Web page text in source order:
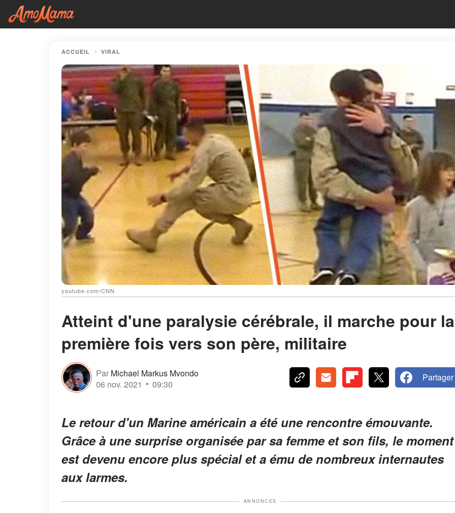
ACCUEIL VIRAL
youtube.com/CNN
Atteint d'une paralysie cérébrale, il marche pour la
première fois vers son père, militaire
Par Michael Markus Mvondo
06 nov. 2021
09:30
Partager
Le retour d'un Marine américain a été une rencontre émouvante.
Grâce à une surprise organisée par sa femme et son fils, le moment
est devenu encore plus spécial et a ému de nombreux internautes
aux larmes.
ANNONCES